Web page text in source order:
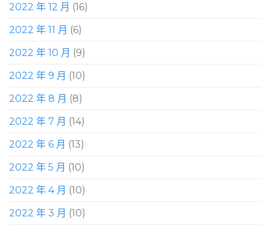
2022 年 12 月 (16)
2022 年 11 月 (6)
2022 年 10 月 (9)
2022 年 9 月 (10)
2022 年 8 月 (8)
2022 年 7 月 (14)
2022 年 6 月 (13)
2022 年 5 月 (10)
2022 年 4 月 (10)
2022 年 3 月 (10)